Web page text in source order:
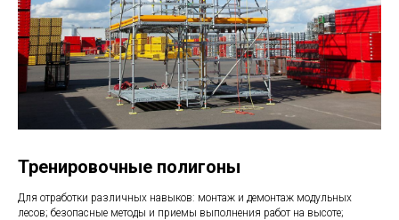
Тренировочные полигоны
Для отработки различных навыков: монтаж и демонтаж модульных
лесов; безопасные методы и приемы выполнения работ на высоте;